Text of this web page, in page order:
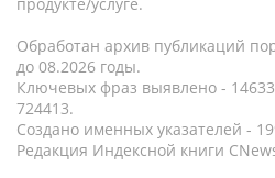
Обработан архив публикаций
до 08.2026 годы.
Ключевых фраз выявлено -
724413.
Создано именных указателей -
Редакция Индексной книги